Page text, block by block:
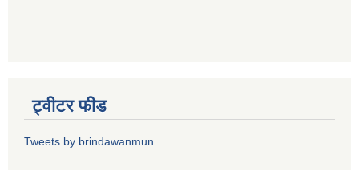
ट्वीटर फीड
Tweets by brindawanmun